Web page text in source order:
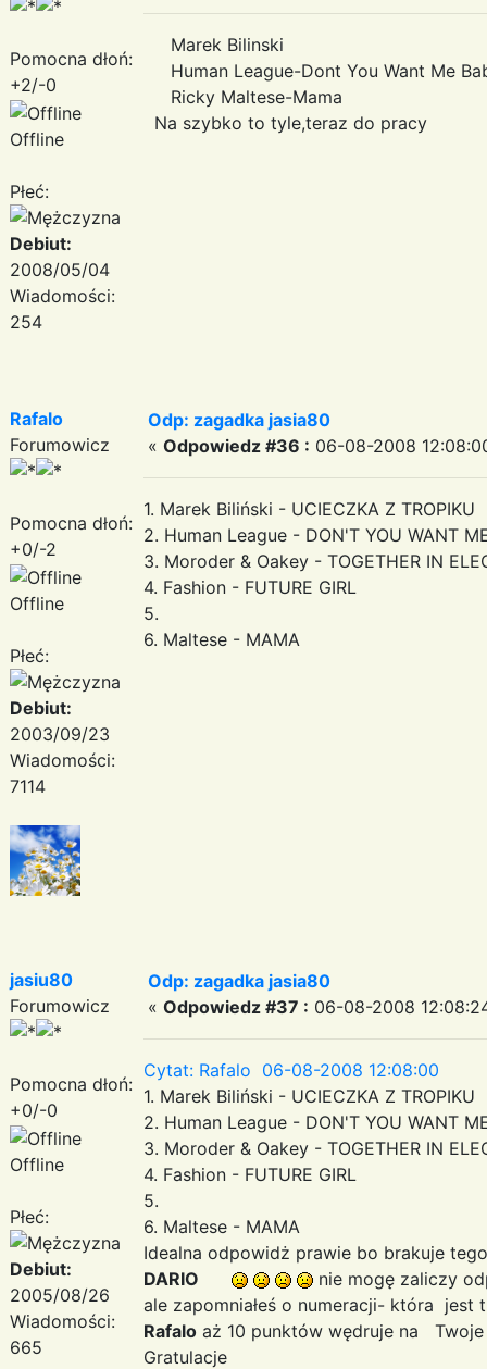
Pomocna dłoń:
+2/-0
Offline
Płeć:
Debiut:
2008/05/04
Wiadomości:
254
Marek Bilinski
Human League-Dont You Want Me
Ricky Maltese-Mama
Na szybko to tyle,teraz do pracy
Rafalo
Forumowicz
Pomocna dłoń:
+0/-2
Offline
Płeć:
Debiut:
2003/09/23
Wiadomości:
7114
Odp: zagadka jasia80
« Odpowiedz #36 : 06-08-2008
1. Marek Biliński - UCIECZKA Z TROPIKU
2. Human League - DON'T YOU WANT
3. Moroder & Oakey - TOGETHER IN
4. Fashion - FUTURE GIRL
5.
6. Maltese - MAMA
jasiu80
Forumowicz
Pomocna dłoń:
+0/-0
Offline
Płeć:
Debiut:
2005/08/26
Wiadomości:
665
Odp: zagadka jasia80
« Odpowiedz #37 : 06-08-2008
Cytat: Rafalo 06-08-2008 12:08:00
1. Marek Biliński - UCIECZKA Z TROPIKU
2. Human League - DON'T YOU WANT
3. Moroder & Oakey - TOGETHER IN
4. Fashion - FUTURE GIRL
5.
6. Maltese - MAMA
Idealna odpowidż prawie bo brakuje
DARIO
nie mogę zaliczy
ale zapomniałeś o numeracji- która jest
Rafalo aż 10 punktów wędruje na
Gratulacje